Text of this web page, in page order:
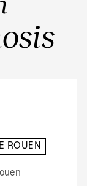
ROUEN